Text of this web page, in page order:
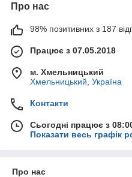
Про нас
98% позитивних з 187
Працює з 07.05.2018
м. Хмельницький
Хмельницький, Україна
Контакти
Сьогодні працює з
Показати весь графік
Про нас